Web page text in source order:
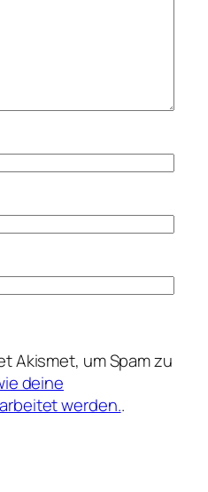
Akismet, um Spam zu
deine
werden..